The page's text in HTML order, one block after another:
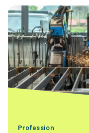
Profession